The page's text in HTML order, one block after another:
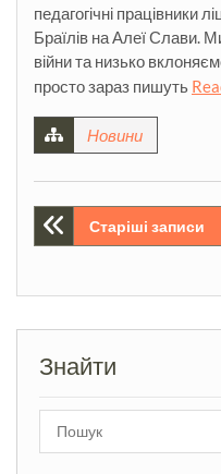
педагогічні працівники
Браїлів на Алеї Слави.
війни та низько
просто зараз пишуть
Новини
Навігація
записами
Старіші записи
Знайти